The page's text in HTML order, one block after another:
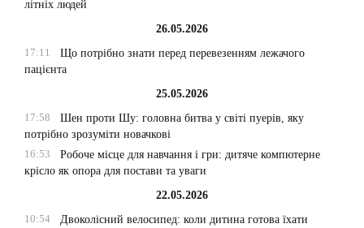
літніх людей
26.05.2026
17:11
Що потрібно знати перед перевезенням лежачого
пацієнта
25.05.2026
17:58
Шен проти Шу: головна битва у світі пуерів, яку
потрібно зрозуміти новачкові
16:53
Робоче місце для навчання і гри: дитяче компютерне
крісло як опора для постави та уваги
22.05.2026
10:54
Двоколісний велосипед: коли дитина готова їхати